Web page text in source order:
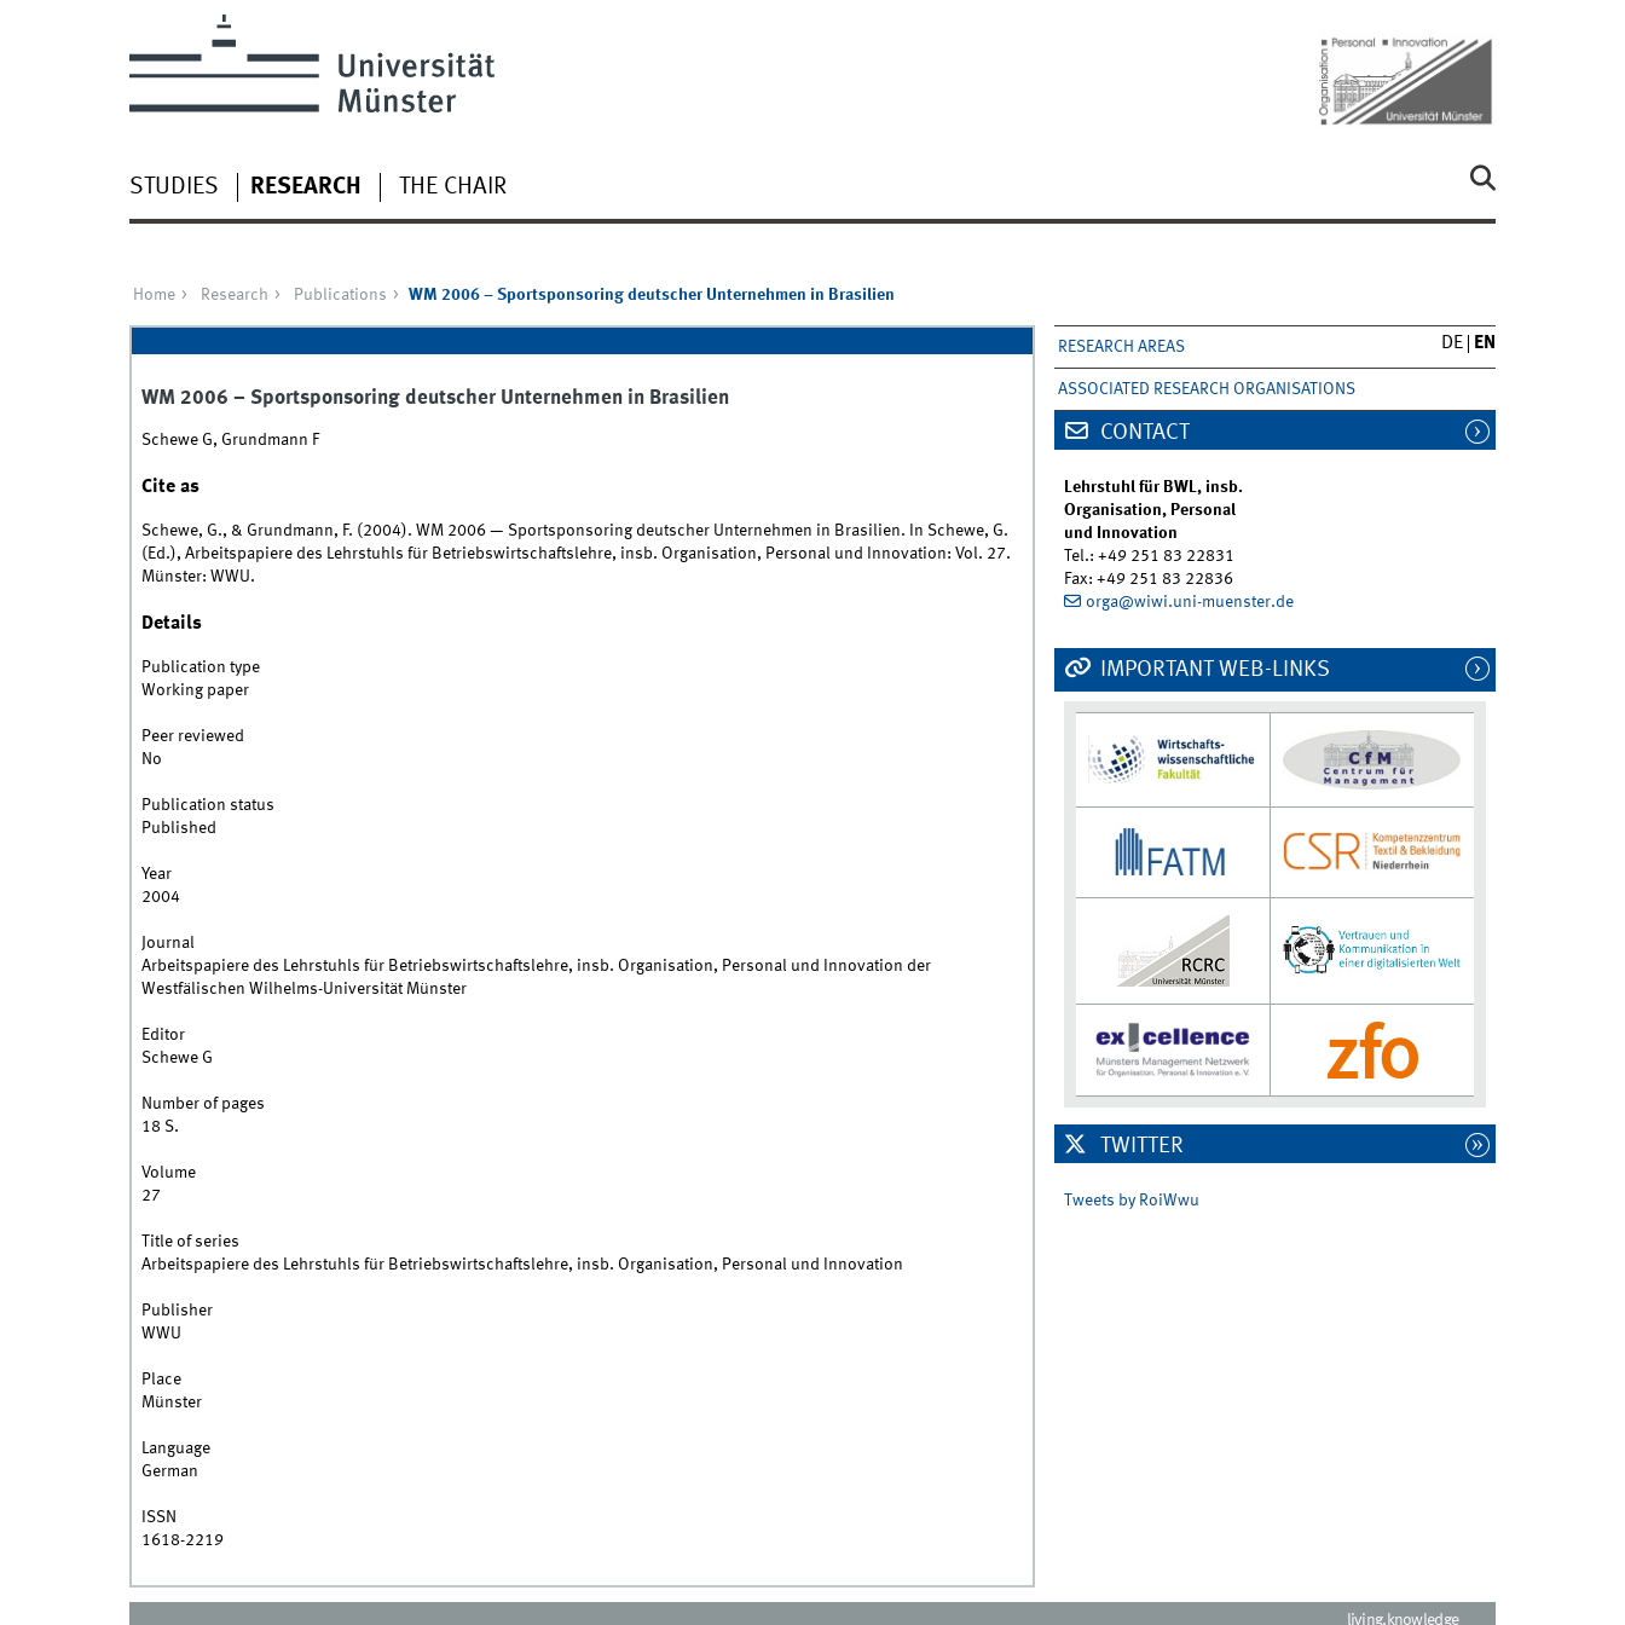
STUDIES RESEARCH THE CHAIR
DE EN
Home Research Publications WM 2006 – Sportsponsoring deutscher Unternehmen in Brasilien
RESEARCH AREAS
ASSOCIATED RESEARCH ORGANISATIONS
WM 2006 – Sportsponsoring deutscher Unternehmen in Brasilien
Schewe G, Grundmann F
Cite as
Schewe, G., & Grundmann, F. (2004). WM 2006 — Sportsponsoring deutscher Unternehmen in Brasilien. In Schewe, G.
(Ed.), Arbeitspapiere des Lehrstuhls für Betriebswirtschaftslehre, insb. Organisation, Personal und Innovation: Vol. 27.
Münster: WWU.
Details
Publication type
Working paper
Peer reviewed
No
Publication status
Published
Year
2004
Journal
Arbeitspapiere des Lehrstuhls für Betriebswirtschaftslehre, insb. Organisation, Personal und Innovation der
Westfälischen Wilhelms-Universität Münster
Editor
Schewe G
Number of pages
18 S.
Volume
27
Title of series
Arbeitspapiere des Lehrstuhls für Betriebswirtschaftslehre, insb. Organisation, Personal und Innovation
Publisher
WWU
Place
Münster
Language
German
ISSN
1618-2219
CONTACT
Lehrstuhl für BWL, insb.
Organisation, Personal
und Innovation
Tel.: +49 251 83 22831
Fax: +49 251 83 22836
orga@wiwi.uni-muenster.de
IMPORTANT WEB-LINKS
TWITTER
Tweets by RoiWwu
living.knowledge